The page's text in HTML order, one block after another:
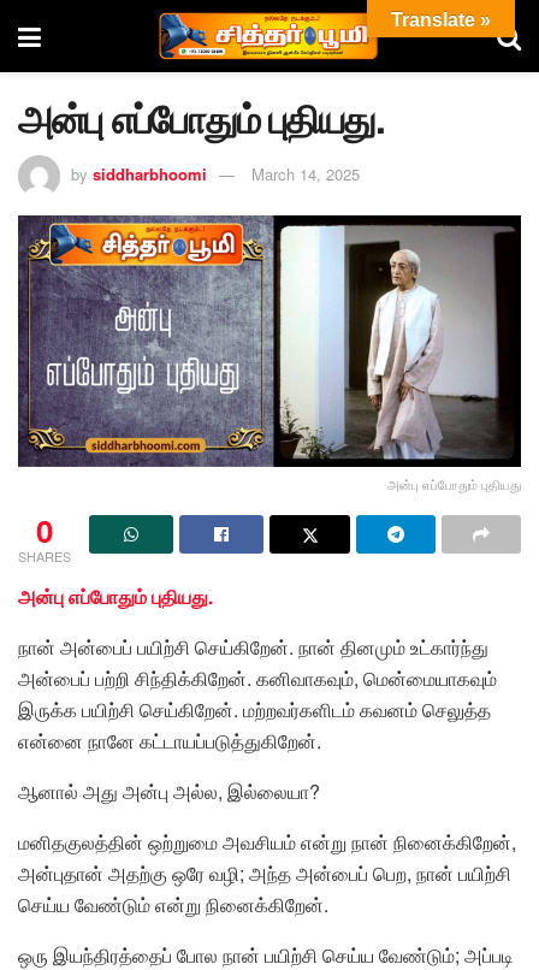
அன்பு எப்போதும் புதியது.
by siddharbhoomi March 14, 2025
அன்பு எப்போதும் புதியது
0
SHARES
அன்பு எப்போதும் புதியது.
நான் அன்பைப் பயிற்சி செய்கிறேன். நான் தினமும் உட்கார்ந்து
அன்பைப் பற்றி சிந்திக்கிறேன். கனிவாகவும், மென்மையாகவும்
இருக்க பயிற்சி செய்கிறேன். மற்றவர்களிடம் கவனம் செலுத்த
என்னை நானே கட்டாயப்படுத்துகிறேன்.
ஆனால் அது அன்பு அல்ல, இல்லையா?
மனிதகுலத்தின் ஒற்றுமை அவசியம் என்று நான் நினைக்கிறேன்,
அன்புதான் அதற்கு ஒரே வழி; அந்த அன்பைப் பெற, நான் பயிற்சி
செய்ய வேண்டும் என்று நினைக்கிறேன்.
ஒரு இயந்திரத்தைப் போல நான் பயிற்சி செய்ய வேண்டும்; அப்படி
Translate »